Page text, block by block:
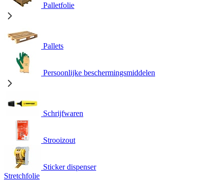
Palletfolie
Pallets
Persoonlijke beschermingsmiddelen
Schrijfwaren
Strooizout
Sticker dispenser
Stretchfolie